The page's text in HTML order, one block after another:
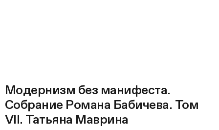
Модернизм без манифеста.
Собрание Романа Бабичева. Том
VII. Татьяна Маврина